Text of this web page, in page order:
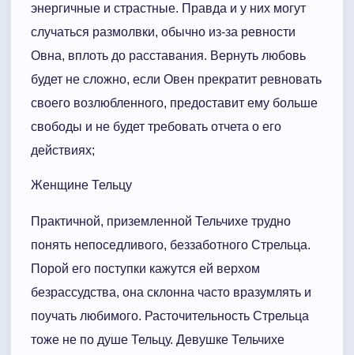
энергичные и страстные. Правда и у них могут
случаться размолвки, обычно из-за ревности
Овна, вплоть до расставания. Вернуть любовь
будет не сложно, если Овен прекратит ревновать
своего возлюбленного, предоставит ему больше
свободы и не будет требовать отчета о его
действиях;
Женщине Тельцу
Практичной, приземленной Тельчихе трудно
понять непоседливого, беззаботного Стрельца.
Порой его поступки кажутся ей верхом
безрассудства, она склонна часто вразумлять и
поучать любимого. Расточительность Стрельца
тоже не по душе Тельцу. Девушке Тельчихе